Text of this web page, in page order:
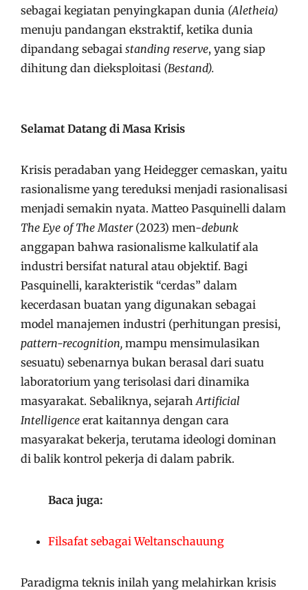
sebagai kegiatan penyingkapan dunia (Aletheia)
menuju pandangan ekstraktif, ketika dunia
dipandang sebagai standing reserve, yang siap
dihitung dan dieksploitasi (Bestand).
Selamat Datang di Masa Krisis
Krisis peradaban yang Heidegger cemaskan, yaitu
rasionalisme yang tereduksi menjadi rasionalisasi
menjadi semakin nyata. Matteo Pasquinelli dalam
The Eye of The Master(2023) men-debunk
anggapan bahwa rasionalisme kalkulatif ala
industri bersifat natural atau objektif. Bagi
Pasquinelli, karakteristik “cerdas” dalam
kecerdasan buatan yang digunakan sebagai
model manajemen industri (perhitungan presisi,
pattern-recognition, mampu mensimulasikan
sesuatu) sebenarnya bukan berasal dari suatu
laboratorium yang terisolasi dari dinamika
masyarakat. Sebaliknya, sejarahArtificial
Intelligence erat kaitannya dengan cara
masyarakat bekerja, terutama ideologi dominan
di balik kontrol pekerja di dalam pabrik.
Baca juga:
Filsafat sebagai Weltanschauung
Paradigma teknis inilah yang melahirkan krisis